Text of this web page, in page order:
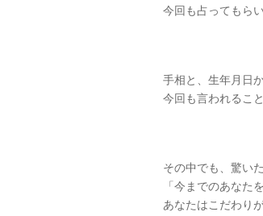
今回も占ってもらい
手相と、生年月日
今回も言われるこ
その中でも、驚い
「今までのあなた
あなたはこだわり